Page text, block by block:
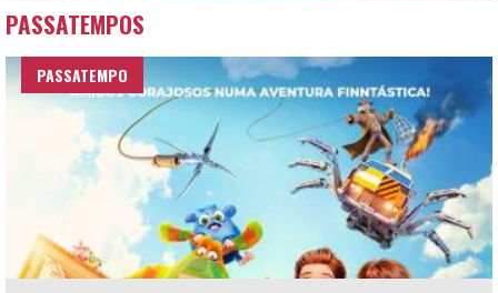
PASSATEMPOS
PASSATEMPO